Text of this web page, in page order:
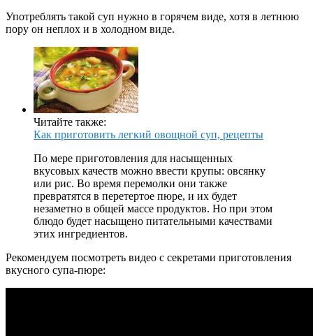
Употреблять такой суп нужно в горячем виде, хотя в летнюю
пору он неплох и в холодном виде.
Читайте также:
Как приготовить легкий овощной суп, рецепты
По мере приготовления для насыщенных
вкусовых качеств можно ввести крупы: овсянку
или рис. Во время перемолки они также
превратятся в перетертое пюре, и их будет
незаметно в общей массе продуктов. Но при этом
блюдо будет насыщено питательными качествами
этих ингредиентов.
Рекомендуем посмотреть видео с секретами приготовления
вкусного супа-пюре: